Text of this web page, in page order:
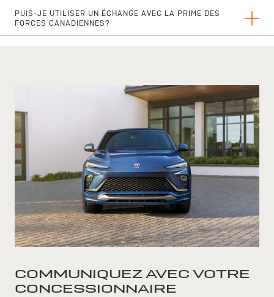
Oui, absolument!
PUIS-JE UTILISER UN ÉCHANGE AVEC LA PRIME DES
FORCES CANADIENNES?
COMMUNIQUEZ AVEC VOTRE
CONCESSIONNAIRE